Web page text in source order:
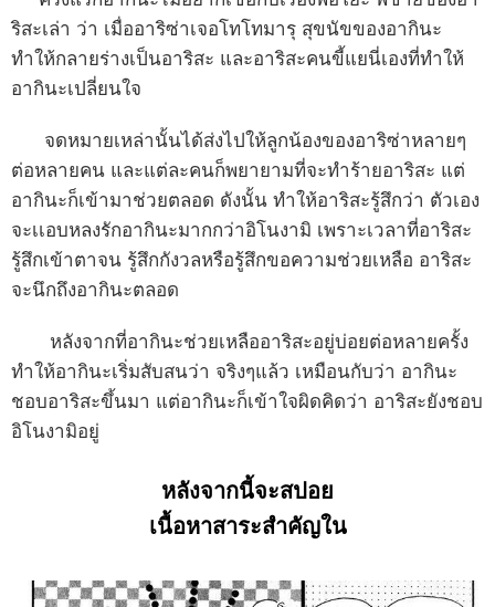
ริสะเล่า ว่า เมื่ออาริซ่าเจอโทโทมารุ สุขนัขของอากินะ
ทำให้กลายร่างเป็นอาริสะ และอาริสะคนขี้แยนี่เองที่ทำให้
อากินะเปลี่ยนใจ
จดหมายเหล่านั้นได้ส่งไปให้ลูกน้องของอาริซ่าหลายๆ
ต่อหลายคน และแต่ละคนก็พยายามที่จะทำร้ายอาริสะ แต่
อากินะก็เข้ามาช่วยตลอด ดังนั้น ทำให้อาริสะรู้สึกว่า ตัวเอง
จะเเอบหลงรักอากินะมากกว่าอิโนงามิ เพราะเวลาที่อาริสะ
รู้สึกเข้าตาจน รู้สึกกังวลหรือรู้สึกขอความช่วยเหลือ อาริสะ
จะนึกถึงอากินะตลอด
หลังจากที่อากินะช่วยเหลืออาริสะอยู่บ่อยต่อหลายครั้ง
ทำให้อากินะเริ่มสับสนว่า จริงๆแล้ว เหมือนกับว่า อากินะ
ชอบอาริสะขึ้นมา แต่อากินะก็เข้าใจผิดคิดว่า อาริสะยังชอบ
อิโนงามิอยู่
หลังจากนี้จะสปอย
เนื้อหาสาระสำคัญใน